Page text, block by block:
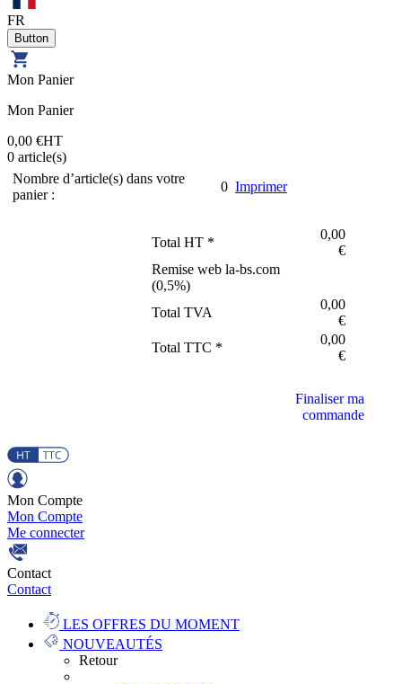
FR
Mon Panier
Mon Panier
0,00 €HT
0 article(s)
Nombre d’article(s) dans votre
panier :
0 Imprimer
Total HT *
0,00
€
Remise web la-bs.com
(0,5%)
Total TVA
0,00
€
Total TTC *
0,00
€
Finaliser ma
commande
Mon Compte
Mon Compte
Me connecter
Contact
Contact
LES OFFRES DU MOMENT
NOUVEAUTÉS
Retour